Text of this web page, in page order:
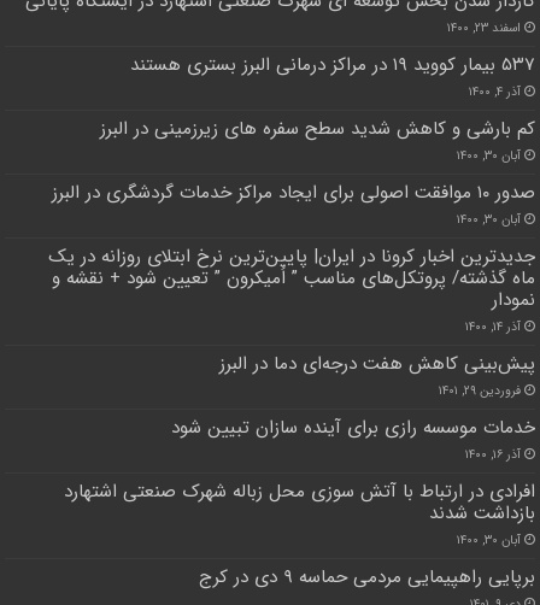
اسفند ۲۳, ۱۴۰۰
۵۳۷ بیمار کووید ۱۹ در مراکز درمانی البرز بستری هستند
آذر ۴, ۱۴۰۰
کم بارشی و کاهش شدید سطح سفره های زیرزمینی در البرز
آبان ۳۰, ۱۴۰۰
صدور ۱۰ موافقت اصولی برای ایجاد مراکز خدمات گردشگری در البرز
آبان ۳۰, ۱۴۰۰
جدیدترین اخبار کرونا در ایران| پایین‌ترین نرخ ابتلای روزانه در یک
ماه گذشته/ پروتکل‌های مناسب ” اُمیکرون ” تعیین شود + نقشه و
نمودار
آذر ۱۴, ۱۴۰۰
پیش‌بینی کاهش هفت درجه‌ای دما در البرز
فروردین ۲۹, ۱۴۰۱
خدمات موسسه رازی برای آینده سازان تبیین شود
آذر ۱۶, ۱۴۰۰
افرادی در ارتباط با آتش سوزی محل زباله شهرک صنعتی اشتهارد
بازداشت شدند
آبان ۳۰, ۱۴۰۰
برپایی راهپیمایی مردمی حماسه ۹ دی در کرج